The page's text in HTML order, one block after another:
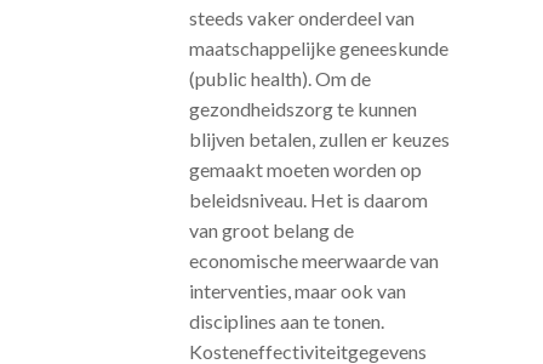
steeds vaker onderdeel van
maatschappelijke geneeskunde
(public health). Om de
gezondheidszorg te kunnen
blijven betalen, zullen er keuzes
gemaakt moeten worden op
beleidsniveau. Het is daarom
van groot belang de
economische meerwaarde van
interventies, maar ook van
disciplines aan te tonen.
Kosteneffectiviteitgegevens